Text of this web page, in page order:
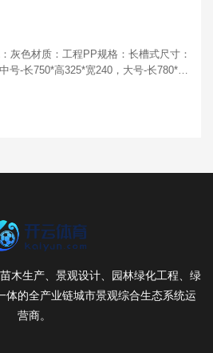
灰色材质：工程PP规格：长槽式尺寸：
号-长750*高325*宽240，大号-长780*高
木生产、景观设计、园林绿化工程、绿
体的全产业链城市景观综合生态系统运
营商。